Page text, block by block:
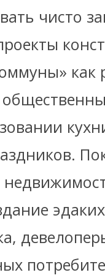
чисто
как